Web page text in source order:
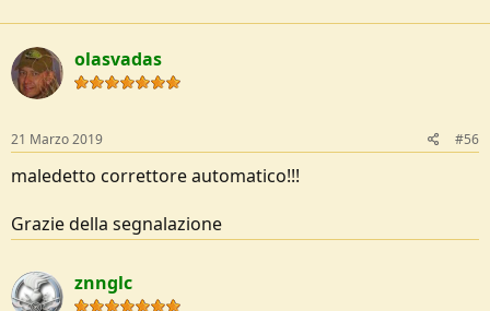
c
t
i
o
n
:
olasvadas
21 Marzo 2019 #56
maledetto correttore automatico!!!
Grazie della segnalazione
znnglc